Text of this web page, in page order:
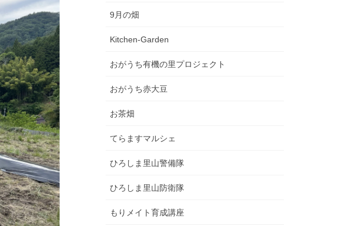
9月の畑
Kitchen-Garden
おがうち有機の里プロジェクト
おがうち赤大豆
お茶畑
てらますマルシェ
ひろしま里山警備隊
ひろしま里山防衛隊
もりメイト育成講座